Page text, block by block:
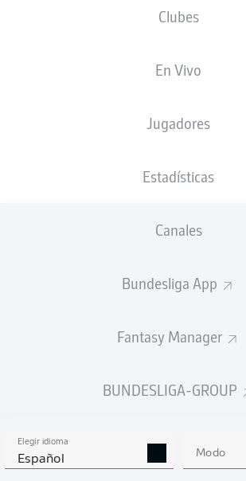
Clubes
En Vivo
Jugadores
Estadísticas
Canales
Bundesliga App
Fantasy Manager
BUNDESLIGA-GROUP
Elegir idioma
Español Modo
Fritz-Walter-Stadion(45.615
Anuncio